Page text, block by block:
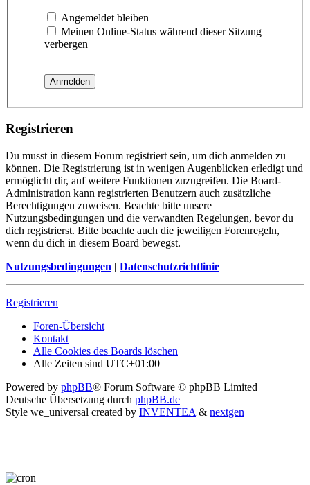
Angemeldet bleiben
Meinen Online-Status während dieser Sitzung
verbergen
Registrieren
Du musst in diesem Forum registriert sein, um dich anmelden zu
können. Die Registrierung ist in wenigen Augenblicken erledigt und
ermöglicht dir, auf weitere Funktionen zuzugreifen. Die Board-
Administration kann registrierten Benutzern auch zusätzliche
Berechtigungen zuweisen. Beachte bitte unsere
Nutzungsbedingungen und die verwandten Regelungen, bevor du
dich registrierst. Bitte beachte auch die jeweiligen Forenregeln,
wenn du dich in diesem Board bewegst.
Nutzungsbedingungen | Datenschutzrichtlinie
Registrieren
Foren-Übersicht
Kontakt
Alle Cookies des Boards löschen
Alle Zeiten sind UTC+01:00
Powered by phpBB® Forum Software © phpBB Limited
Deutsche Übersetzung durch phpBB.de
Style we_universal created by INVENTEA & nextgen